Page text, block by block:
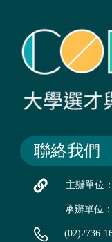
聯絡我們
主辦單位
承辦單位
(02)2736-